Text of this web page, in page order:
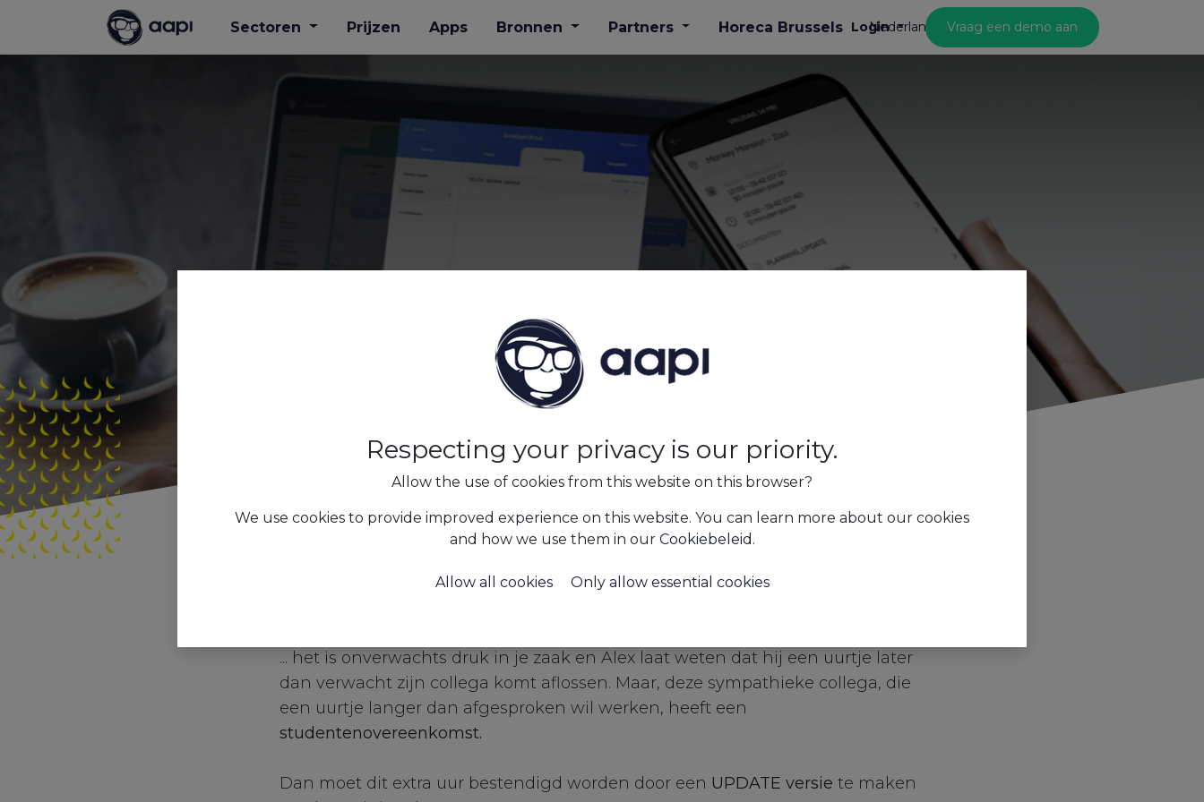
Sectoren Prijzen Apps Bronnen Partners ​Horeca Brussels Nederlands
Login Vraag een demo aan
STU UPDATE
STU UPDATE
... het is onverwachts druk in je zaak en Alex laat weten dat hij een uurtje later
dan verwacht zijn collega komt aflossen. Maar, deze sympathieke collega, die
een uurtje langer dan afgesproken wil werken, heeft een
studentenovereenkomst.
Dan moet dit extra uur bestendigd worden door een UPDATE versie te maken
Respecting your privacy is our priority.
Allow the use of cookies from this website on this browser?
We use cookies to provide improved experience on this website. You can learn more about our cookies
and how we use them in our Cookiebeleid .
Allow all cookies Only allow essential cookies